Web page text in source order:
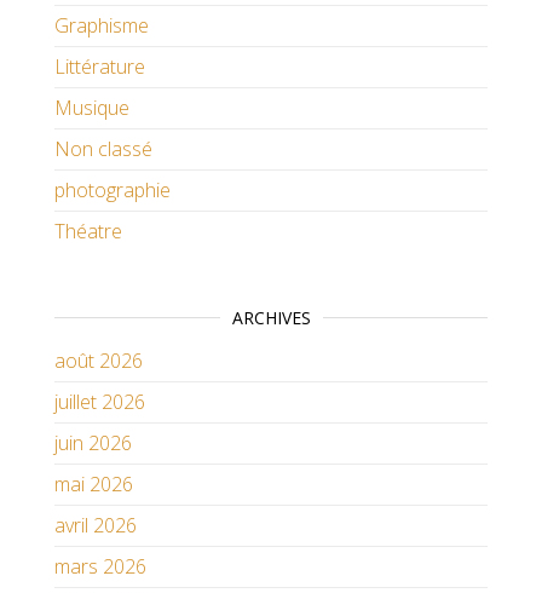
Graphisme
Littérature
Musique
Non classé
photographie
Théatre
ARCHIVES
août 2026
juillet 2026
juin 2026
mai 2026
avril 2026
mars 2026